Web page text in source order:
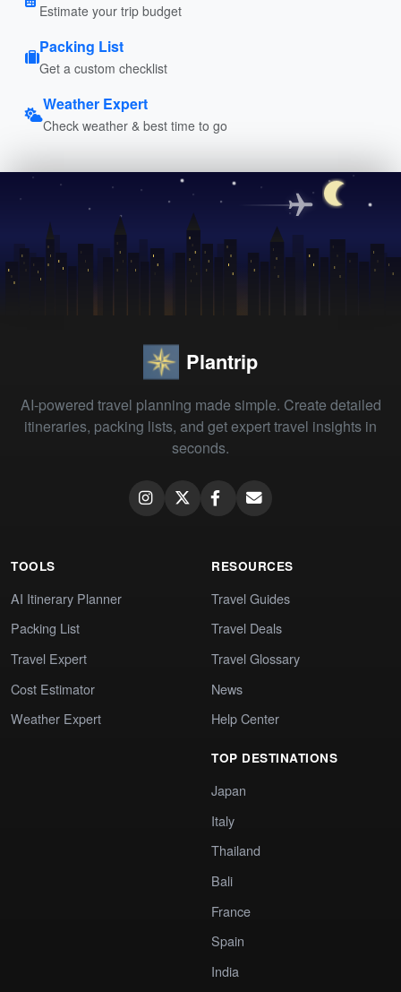
Estimate your trip budget
Packing List
Get a custom checklist
Weather Expert
Check weather & best time to go
Plantrip
AI-powered travel planning made simple. Create detailed
itineraries, packing lists, and get expert travel insights in
seconds.
TOOLS
AI Itinerary Planner
Packing List
Travel Expert
Cost Estimator
Weather Expert
RESOURCES
Travel Guides
Travel Deals
Travel Glossary
News
Help Center
TOP DESTINATIONS
Japan
Italy
Thailand
Bali
France
Spain
India